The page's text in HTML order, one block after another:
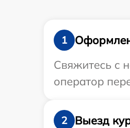
1
Свяжитесь с
оператор
2
Выезд